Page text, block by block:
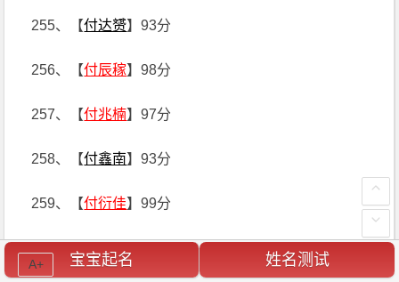
255、【付达赟】93分
256、【付辰稼】98分
257、【付兆楠】97分
258、【付鑫南】93分
259、【付衍佳】99分
260、【 付彦祁
宝宝起名 姓名测试
A+